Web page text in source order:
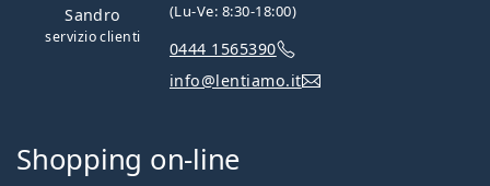
Sandro
servizio clienti
(Lu-Ve: 8:30-18:00)
0444 1565390
info@lentiamo.it
Shopping on-line